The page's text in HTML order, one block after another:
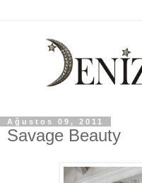
Ağustos 09, 2011
Savage Beauty